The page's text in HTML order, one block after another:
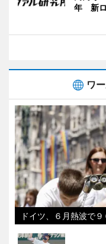
年 新
ワ
ドイツ、６月熱波で